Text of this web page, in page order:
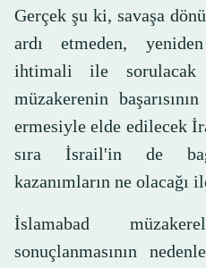
Gerçek şu ki, savaşa
ardı etmeden,
ihtimali ile sorulacak
müzakerenin
ermesiyle elde edilecek
sıra İsrail'in de
kazanımların ne olacağı
İslamabad
sonuçlanmasının